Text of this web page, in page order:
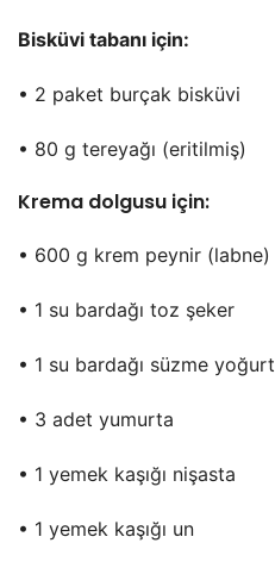
Bisküvi tabanı için:
• 2 paket burçak bisküvi
• 80 g tereyağı (eritilmiş)
Krema dolgusu için:
• 600 g krem peynir (labne)
• 1 su bardağı toz şeker
• 1 su bardağı süzme yoğurt
• 3 adet yumurta
• 1 yemek kaşığı nişasta
• 1 yemek kaşığı un